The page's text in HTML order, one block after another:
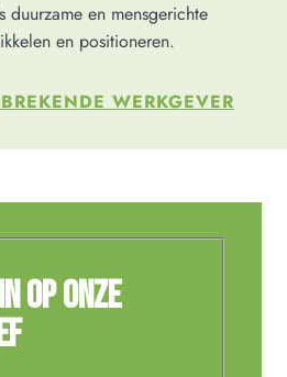
duurzame en mensgerichte
en positioneren.
WERKGEVER